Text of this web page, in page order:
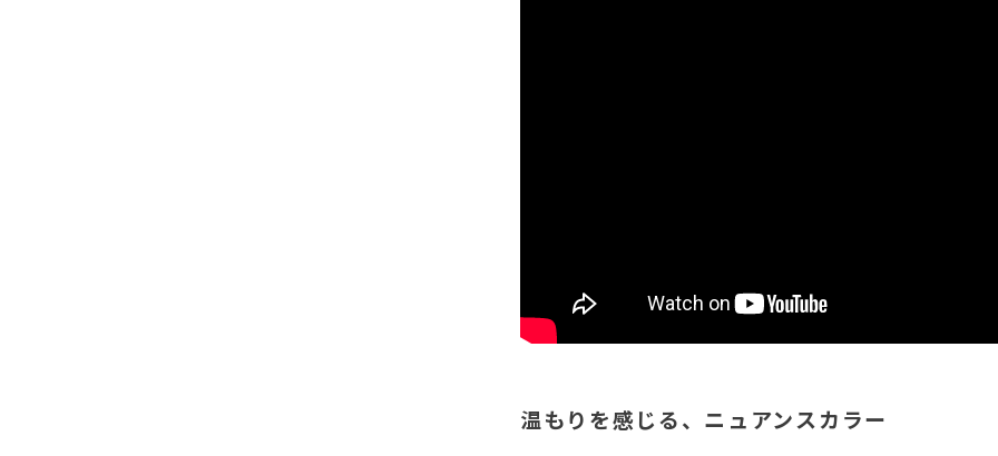
温もりを感じる、ニュアンスカラー